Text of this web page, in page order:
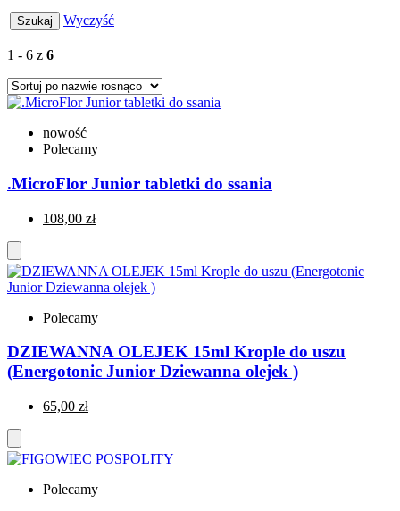
Wyczyść
1 - 6 z 6
nowość
Polecamy
.MicroFlor Junior tabletki do ssania
108,00 zł
Polecamy
DZIEWANNA OLEJEK 15ml Krople do uszu
(Energotonic Junior Dziewanna olejek )
65,00 zł
Polecamy